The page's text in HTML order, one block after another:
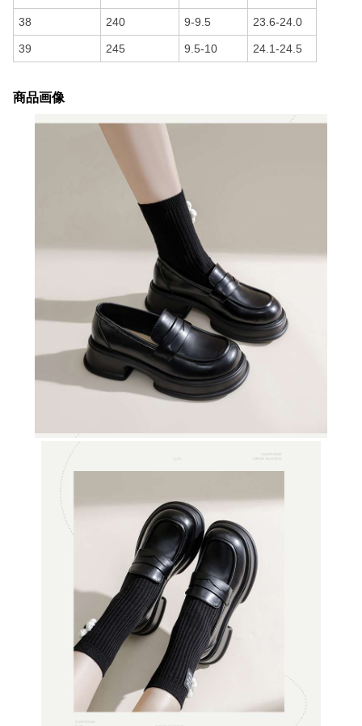
38 240 9-9.5 23.6-24.0
39 245 9.5-10 24.1-24.5
商品画像